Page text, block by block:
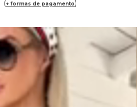
+ formas de pagamento